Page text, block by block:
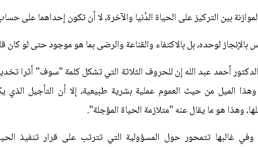
بين التركيز على الحياة الدُنيا والآخرة، لا أن تكون إحداهما على
لوحده، بل بالاكتفاء والقناعة والرضى بما هو موجود حتى لو كان
أحمد عبد الله إن للحروف الثلاثة التي تشكل كلمة "سوف" أثرا
وهذا الميل من حيث العموم عملية بشرية طبيعية، إلا أن التأجيل
وهذا هو ما يقال عنه "متلازمة الحياة المؤجلة".
غالبها تتمحور حول المسؤولية التي تترتب على قرار تنفيذ